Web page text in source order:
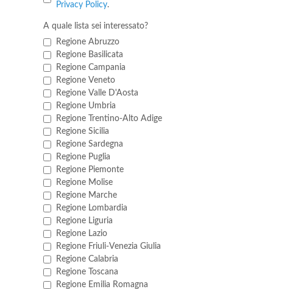
Privacy Policy.
A quale lista sei interessato?
Regione Abruzzo
Regione Basilicata
Regione Campania
Regione Veneto
Regione Valle D'Aosta
Regione Umbria
Regione Trentino-Alto Adige
Regione Sicilia
Regione Sardegna
Regione Puglia
Regione Piemonte
Regione Molise
Regione Marche
Regione Lombardia
Regione Liguria
Regione Lazio
Regione Friuli-Venezia Giulia
Regione Calabria
Regione Toscana
Regione Emilia Romagna